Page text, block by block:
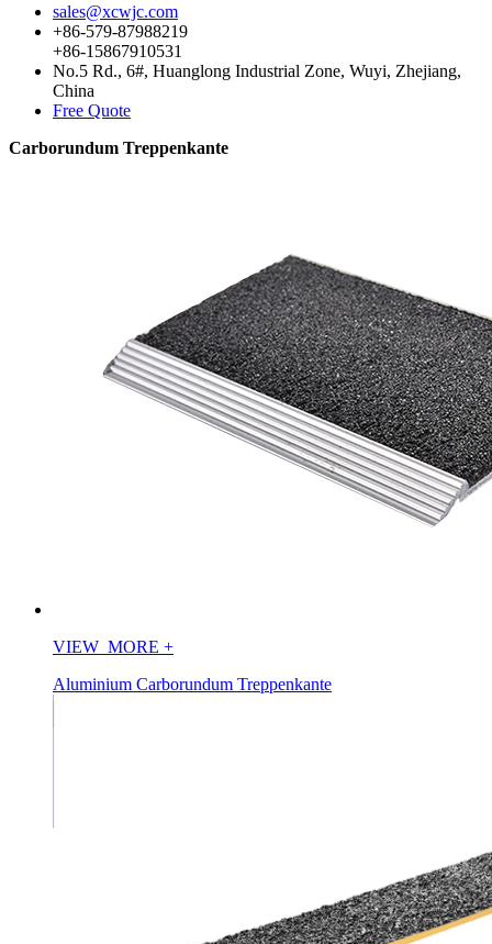
sales@xcwjc.com
+86-579-87988219
+86-15867910531
No.5 Rd., 6#, Huanglong Industrial Zone, Wuyi, Zhejiang,
China
Free Quote
Carborundum Treppenkante
VIEW_MORE +
Aluminium Carborundum Treppenkante